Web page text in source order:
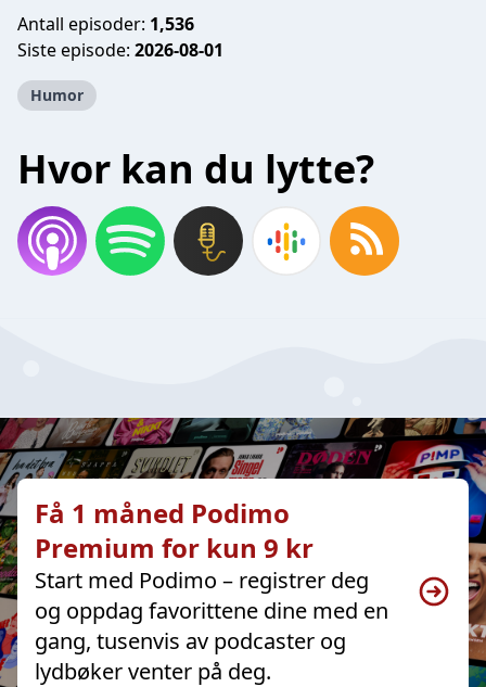
Antall episoder: 1,536
Siste episode: 2026-08-01
Humor
Hvor kan du lytte?
Få 1 måned Podimo
Premium for kun 9 kr
Start med Podimo – registrer deg
og oppdag favorittene dine med en
gang, tusenvis av podcaster og
lydbøker venter på deg.